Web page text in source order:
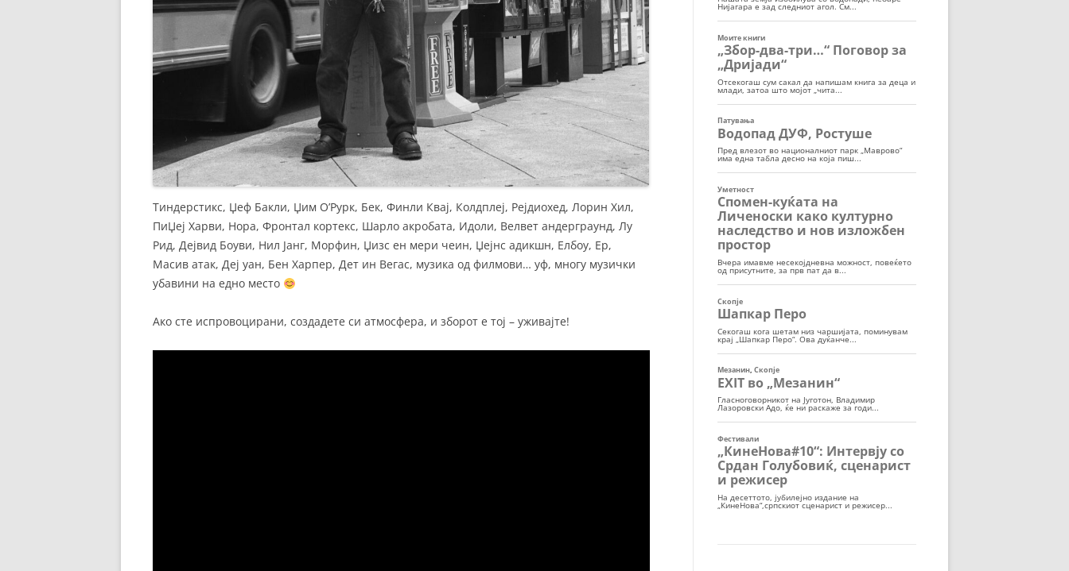
Тиндерстикс, Џеф Бакли, Џим О’Рурк, Бек, Финли Квај, Колдплеј, Рејдиохед, Лорин Хил,
ПиЏеј Харви, Нора, Фронтал кортекс, Шарло акробата, Идоли, Велвет андерграунд, Лу
Рид, Дејвид Боуви, Нил Јанг, Морфин, Џизс ен мери чеин, Џејнс адикшн, Елбоу, Ер,
Масив атак, Деј уан, Бен Харпер, Дет ин Вегас, музика од филмови… уф, многу музички
убавини на едно место
Ако сте испровоцирани, создадете си атмосфера, и зборот е тој – уживајте!